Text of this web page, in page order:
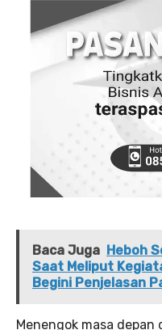
Baca Juga Heboh
Saat Meliput
Begini Penjelasan
Menengok masa